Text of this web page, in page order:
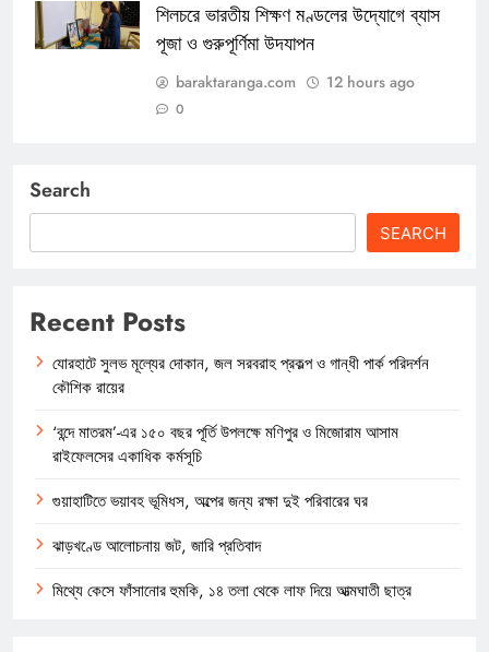
শিলচরে ভারতীয় শিক্ষণ মণ্ডলের উদ্যোগে ব্যাস
পূজা ও গুরুপূর্ণিমা উদযাপন
baraktaranga.com 12 hours ago
0
Search
SEARCH
Recent Posts
যোরহাটে সুলভ মূল্যের দোকান, জল সরবরাহ প্রকল্প ও গান্ধী পার্ক পরিদর্শন
কৌশিক রায়ের
‘বন্দে মাতরম’-এর ১৫০ বছর পূর্তি উপলক্ষে মণিপুর ও মিজোরাম আসাম
রাইফেলসের একাধিক কর্মসূচি
গুয়াহাটিতে ভয়াবহ ভূমিধস, অল্পের জন্য রক্ষা দুই পরিবারের ঘর
ঝাড়খণ্ডে আলোচনায় জট, জারি প্রতিবাদ
মিথ্যে কেসে ফাঁসানোর হুমকি, ১৪ তলা থেকে লাফ দিয়ে আত্মঘাতী ছাত্র